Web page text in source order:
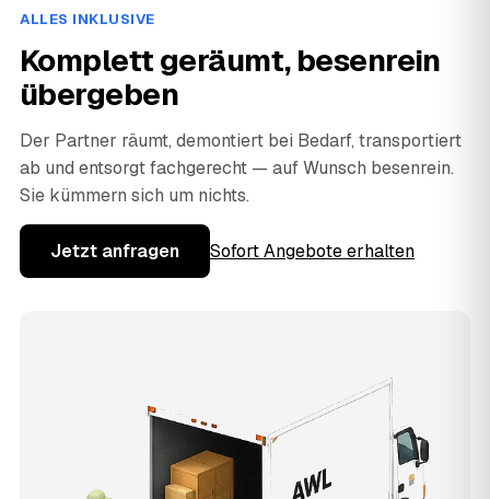
ALLES INKLUSIVE
Komplett geräumt, besenrein
übergeben
Der Partner räumt, demontiert bei Bedarf, transportiert
ab und entsorgt fachgerecht — auf Wunsch besenrein.
Sie kümmern sich um nichts.
Jetzt anfragen Sofort Angebote erhalten